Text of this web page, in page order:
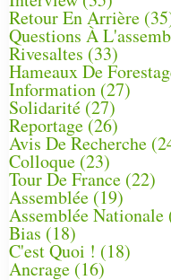
Retour En Arrière
Questions À
Rivesaltes (33)
Hameaux De
Information (27)
Solidarité (27)
Reportage(26)
Avis De Recherche
Colloque (23)
Tour De France (22)
Assemblée (19)
Assemblée Nationale
Bias (18)
C'est Quoi ! (18)
Ancrage (16)